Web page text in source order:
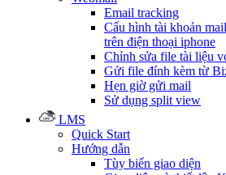
Email tracking
Cấu hình tài khoản
trên điện thoại iphone
Chỉnh sửa file tài liệu
Gửi file đính kèm từ
Hẹn giờ gửi mail
Sử dụng split view
LMS
Quick Start
Hướng dẫn
Tùy biến giao diện